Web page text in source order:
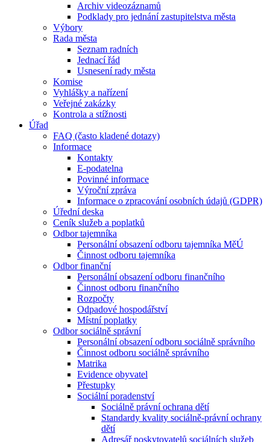
Archiv videozáznamů
Podklady pro jednání zastupitelstva města
Výbory
Rada města
Seznam radních
Jednací řád
Usnesení rady města
Komise
Vyhlášky a nařízení
Veřejné zakázky
Kontrola a stížnosti
Úřad
FAQ (často kladené dotazy)
Informace
Kontakty
E-podatelna
Povinné informace
Výroční zpráva
Informace o zpracování osobních údajů (GDPR)
Úřední deska
Ceník služeb a poplatků
Odbor tajemníka
Personální obsazení odboru tajemníka MěÚ
Činnost odboru tajemníka
Odbor finanční
Personální obsazení odboru finančního
Činnost odboru finančního
Rozpočty
Odpadové hospodářství
Místní poplatky
Odbor sociálně správní
Personální obsazení odboru sociálně správního
Činnost odboru sociálně správního
Matrika
Evidence obyvatel
Přestupky
Sociální poradenství
Sociálně právní ochrana dětí
Standardy kvality sociálně-právní ochrany
dětí
Adresář poskytovatelů sociálních služeb